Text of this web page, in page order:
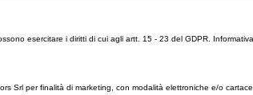
esercitare i diritti di cui agli artt. 15 - 23 del GDPR.
Srl per finalità di marketing, con modalità elettroniche e/o